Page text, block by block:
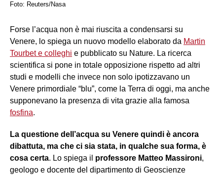
Foto: Reuters/Nasa
Forse l’acqua non è mai riuscita a condensarsi su
Venere, lo spiega un nuovo modello elaborato da Martin
Tourbet e colleghi e pubblicato su Nature. La ricerca
scientifica si pone in totale opposizione rispetto ad altri
studi e modelli che invece non solo ipotizzavano un
Venere primordiale “blu”, come la Terra di oggi, ma anche
supponevano la presenza di vita grazie alla famosa
fosfina.
La questione dell’acqua su Venere quindi è ancora
dibattuta, ma che ci sia stata, in qualche sua forma, è
cosa certa. Lo spiega il professore Matteo Massironi,
geologo e docente del dipartimento di Geoscienze